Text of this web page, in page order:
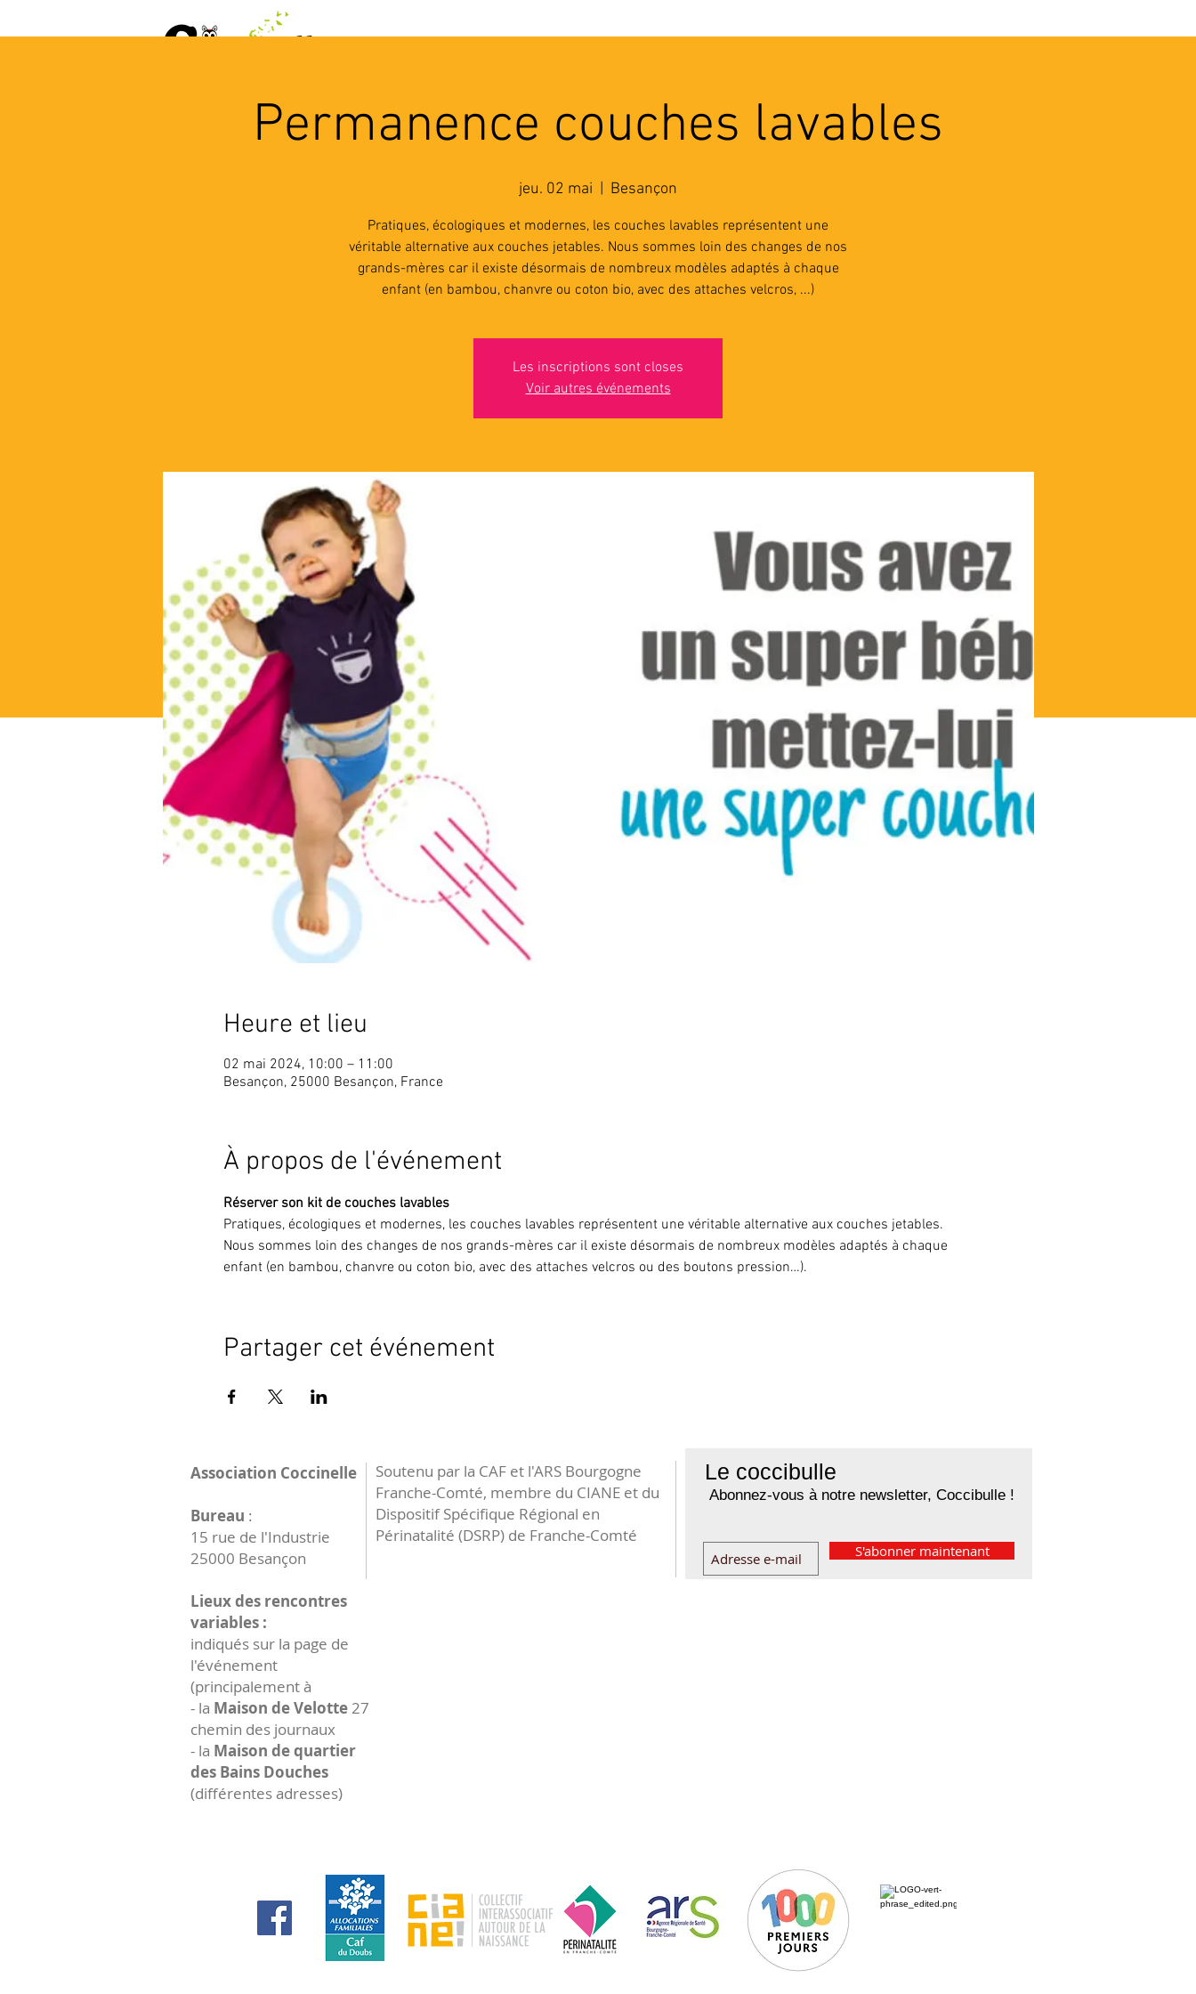
Permanence couches lavables
jeu. 02 mai Besançon
Pratiques, écologiques et modernes, les couches lavables représentent une
véritable alternative aux couches jetables. Nous sommes loin des changes de nos
grands-mères car il existe désormais de nombreux modèles adaptés à chaque
enfant (en bambou, chanvre ou coton bio, avec des attaches velcros, ...)
Les inscriptions sont closes
Voir autres événements
Heure et lieu
02 mai 2024, 10:00 – 11:00
Besançon, 25000 Besançon, France
À propos de l'événement
Réserver son kit de couches lavables
Pratiques, écologiques et modernes, les couches lavables représentent une véritable alternative aux couches jetables.
Nous sommes loin des changes de nos grands-mères car il existe désormais de nombreux modèles adaptés à chaque
enfant (en bambou, chanvre ou coton bio, avec des attaches velcros ou des boutons pression…).
Partager cet événement
Le coccibulle
Abonnez-vous à notre newsletter, Coccibulle !
S'abonner maintenant
Association Coccinelle
Bureau :
15 rue de l'Industrie
25000 Besançon
Lieux des rencontres
variables :
indiqués sur la page de
l'événement
(principalement à
- la Maison de Velotte27
chemin des journaux
- la Maison de quartier
des Bains Douches
(différentes adresses)
Soutenu par la CAF et l'ARS Bourgogne
Franche-Comté, membre du CIANE et du
Dispositif Spécifique Régional en
Périnatalité (DSRP) de Franche-Comté